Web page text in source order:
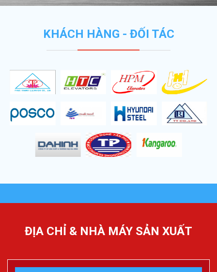
KHÁCH HÀNG - ĐỐI TÁC
ĐỊA CHỈ & NHÀ MÁY SẢN XUẤT